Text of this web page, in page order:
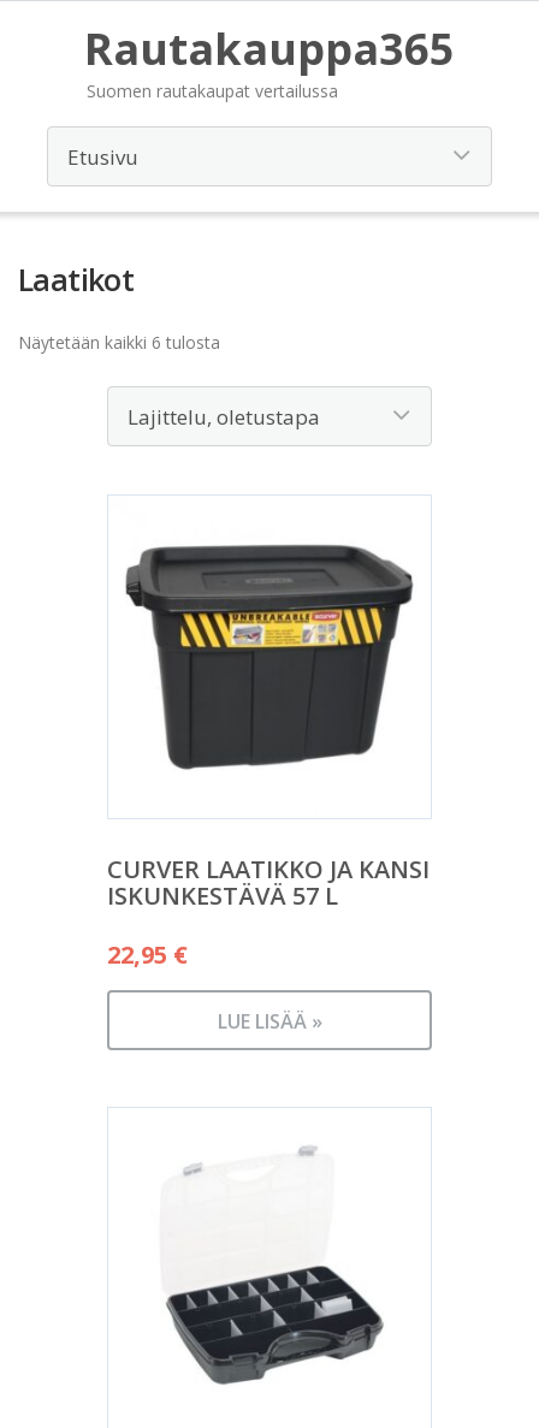
Rautakauppa365
Suomen rautakaupat vertailussa
Laatikot
Näytetään kaikki 6 tulosta
CURVER LAATIKKO JA KANSI
ISKUNKESTÄVÄ 57 L
22,95 €
LUE LISÄÄ »